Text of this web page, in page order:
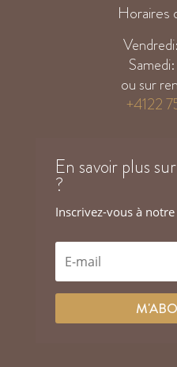
Horaires
ou sur
+4122
En savoir plus
?
Inscrivez-vous à